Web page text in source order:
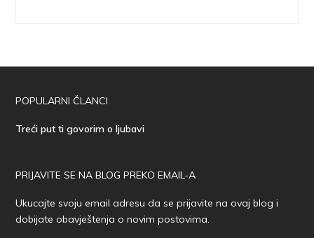
POPULARNI ČLANCI
Treći put ti govorim o ljubavi
PRIJAVITE SE NA BLOG PREKO EMAIL-A
Ukucajte svoju email adresu da se prijavite na ovaj blog i
dobijate obavještenja o novim postovima.